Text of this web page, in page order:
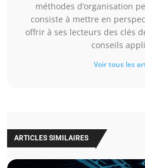
méthodes d’organisation
consiste à mettre en
offrir à ses lecteurs des clés
conseils
Voir tous les
ARTICLES SIMILAIRES